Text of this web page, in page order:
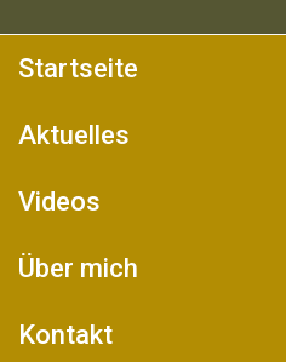
Startseite
Aktuelles
Videos
Über mich
Kontakt